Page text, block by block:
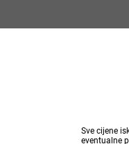
Sve cijene
eventualne